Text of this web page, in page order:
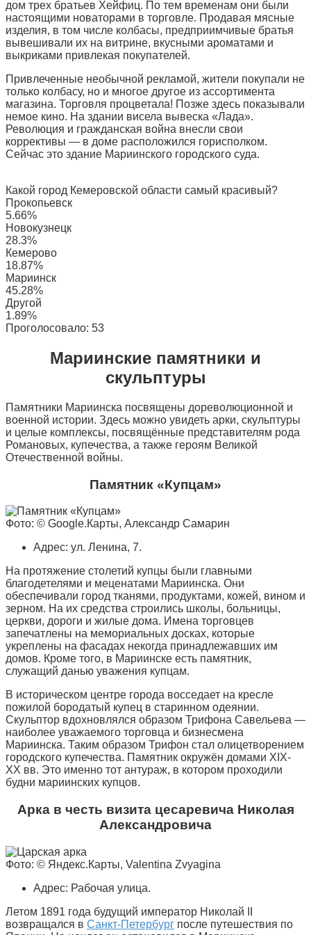
дом трех братьев Хейфиц. По тем временам они были
настоящими новаторами в торговле. Продавая мясные
изделия, в том числе колбасы, предприимчивые братья
вывешивали их на витрине, вкусными ароматами и
выкриками привлекая покупателей.
Привлеченные необычной рекламой, жители покупали не
только колбасу, но и многое другое из ассортимента
магазина. Торговля процветала! Позже здесь показывали
немое кино. На здании висела вывеска «Лада».
Революция и гражданская война внесли свои
коррективы — в доме расположился горисполком.
Сейчас это здание Мариинского городского суда.
Какой город Кемеровской области самый красивый?
Прокопьевск
5.66%
Новокузнецк
28.3%
Кемерово
18.87%
Мариинск
45.28%
Другой
1.89%
Проголосовало: 53
Мариинские памятники и
скульптуры
Памятники Мариинска посвящены дореволюционной и
военной истории. Здесь можно увидеть арки, скульптуры
и целые комплексы, посвящённые представителям рода
Романовых, купечества, а также героям Великой
Отечественной войны.
Памятник «Купцам»
Фото: © Google.Карты, Александр Самарин
Адрес: ул. Ленина, 7.
На протяжение столетий купцы были главными
благодетелями и меценатами Мариинска. Они
обеспечивали город тканями, продуктами, кожей, вином и
зерном. На их средства строились школы, больницы,
церкви, дороги и жилые дома. Имена торговцев
запечатлены на мемориальных досках, которые
укреплены на фасадах некогда принадлежавших им
домов. Кроме того, в Мариинске есть памятник,
служащий данью уважения купцам.
В историческом центре города восседает на кресле
пожилой бородатый купец в старинном одеянии.
Скульптор вдохновлялся образом Трифона Савельева —
наиболее уважаемого торговца и бизнесмена
Мариинска. Таким образом Трифон стал олицетворением
городского купечества. Памятник окружён домами XIX-
XX вв. Это именно тот антураж, в котором проходили
будни мариинских купцов.
Арка в честь визита цесаревича Николая
Александровича
Фото: © Яндекс.Карты, Valentina Zvyagina
Адрес: Рабочая улица.
Летом 1891 года будущий император Николай II
возвращался в Санкт-Петербург после путешествия по